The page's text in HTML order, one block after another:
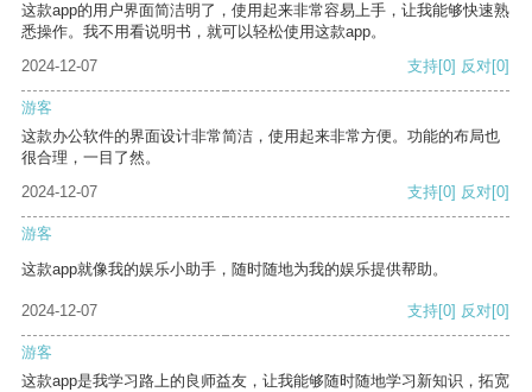
这款app的用户界面简洁明了，使用起来非常容易上手，让我能够快速熟
悉操作。我不用看说明书，就可以轻松使用这款app。
2024-12-07
支持[0] 反对[0]
游客
这款办公软件的界面设计非常简洁，使用起来非常方便。功能的布局也
很合理，一目了然。
2024-12-07
支持[0] 反对[0]
游客
这款app就像我的娱乐小助手，随时随地为我的娱乐提供帮助。
2024-12-07 支持[0] 反对[0]
游客
这款app是我学习路上的良师益友，让我能够随时随地学习新知识，拓宽